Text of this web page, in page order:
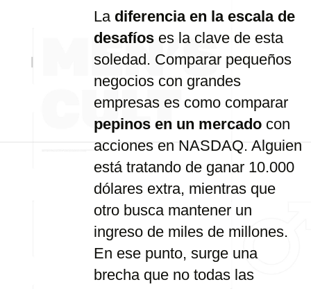
La diferencia en la escala de
desafíos es la clave de esta
soledad. Comparar pequeños
negocios con grandes
empresas es como comparar
pepinos en un mercado con
acciones en NASDAQ. Alguien
está tratando de ganar 10.000
dólares extra, mientras que
otro busca mantener un
ingreso de miles de millones.
En ese punto, surge una
brecha que no todas las